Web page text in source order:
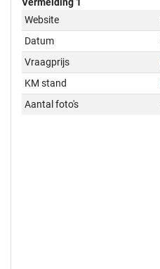
Website
Datum
Vraagprijs
KM stand
Aantal foto's